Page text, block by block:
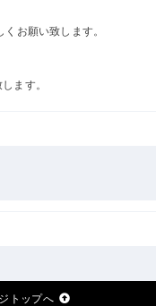
お願い致します。
ます。
トップへ